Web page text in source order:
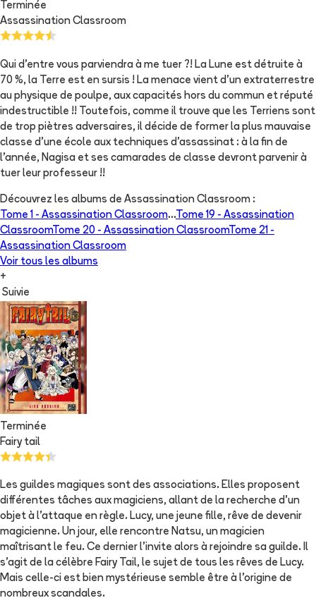
Terminée
Assassination Classroom
Qui d'entre vous parviendra à me tuer ?! La Lune est détruite à
70 %, la Terre est en sursis ! La menace vient d'un extraterrestre
au physique de poulpe, aux capacités hors du commun et réputé
indestructible !! Toutefois, comme il trouve que les Terriens sont
de trop piètres adversaires, il décide de former la plus mauvaise
classe d'une école aux techniques d'assassinat : à la fin de
l'année, Nagisa et ses camarades de classe devront parvenir à
tuer leur professeur !!
Découvrez les albums de Assassination Classroom :
Tome 1 - Assassination Classroom...Tome 19 - Assassination
ClassroomTome 20 - Assassination ClassroomTome 21 -
Assassination Classroom
Voir tous les albums
+
Suivie
Terminée
Fairy tail
Les guildes magiques sont des associations. Elles proposent
différentes tâches aux magiciens, allant de la recherche d'un
objet à l'attaque en règle. Lucy, une jeune fille, rêve de devenir
magicienne. Un jour, elle rencontre Natsu, un magicien
maîtrisant le feu. Ce dernier l'invite alors à rejoindre sa guilde. Il
s'agit de la célèbre Fairy Tail, le sujet de tous les rêves de Lucy.
Mais celle-ci est bien mystérieuse semble être à l'origine de
nombreux scandales.